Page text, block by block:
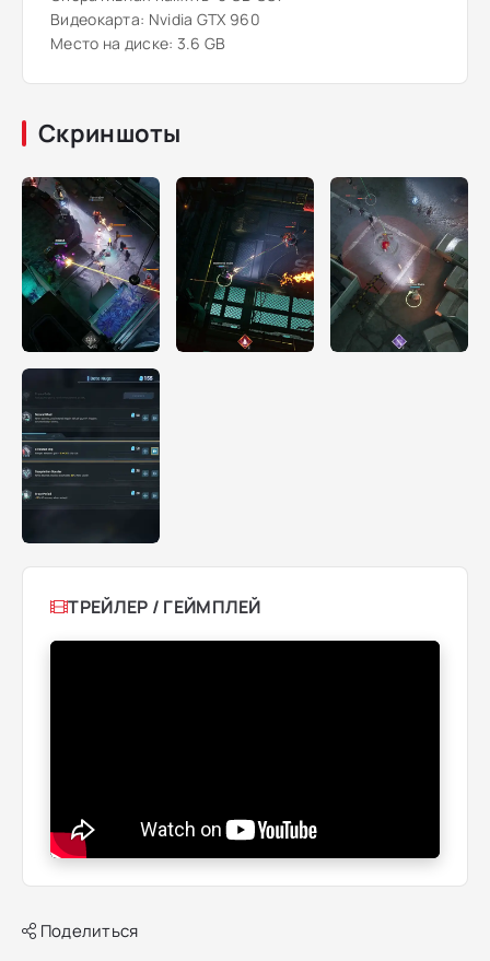
Видеокарта: Nvidia GTX 960
Место на диске: 3.6 GB
Скриншоты
ТРЕЙЛЕР / ГЕЙМПЛЕЙ
Поделиться